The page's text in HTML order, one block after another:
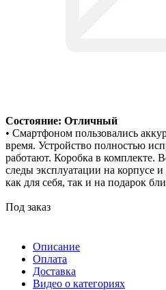
Состояние: Отличный
• Смартфоном пользовались
время. Устройство полностью
работают. Коробка в
следы эксплуатации на корпусе
как для себя, так и на подарок
Под заказ
Описание
Оплата
Доставка
Видео о категориях